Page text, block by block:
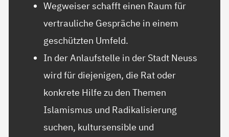
Wegweiser schafft einen Raum für
vertrauliche Gespräche in einem
geschützten Umfeld.
In der Anlaufstelle in der Stadt Neuss
wird für diejenigen, die Rat oder
konkrete Hilfe zu den Themen
Islamismus und Radikalisierung
suchen, kultursensible und